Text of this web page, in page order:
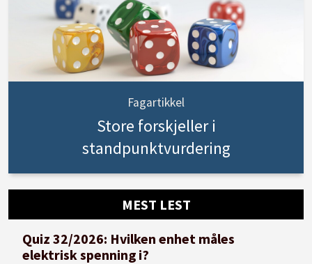
Fagartikkel
Store forskjeller i
standpunktvurdering
MEST LEST
Quiz 32/2026: Hvilken enhet måles
elektrisk spenning i?